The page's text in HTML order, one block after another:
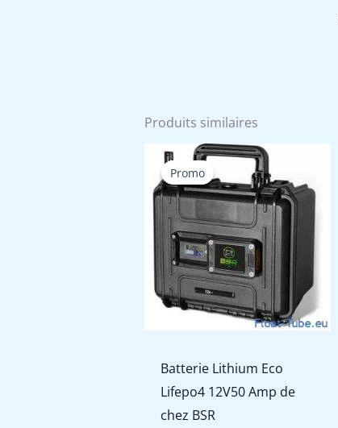
Produits similaires
Promo
Promo
Batterie Lithium Eco
Lifepo4 12V50 Amp de
chez BSR